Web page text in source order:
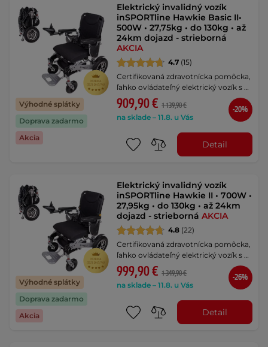
Výhodné splátky
Doprava zadarmo
Akcia
Elektrický invalidný vozík
inSPORTline Hawkie Basic II•
500W • 27,75kg • do 130kg • až
24km dojazd - strieborná
AKCIA
4.7 (15)
Certifikovaná zdravotnícka pomôcka,
ľahko ovládateľný elektrický vozík s …
909,90 € 1 139,90 €
na sklade – 11.8. u Vás
-20%
Detail
Výhodné splátky
Doprava zadarmo
Akcia
Elektrický invalidný vozík
inSPORTline Hawkie II • 700W •
27,95kg • do 130kg • až 24km
dojazd - striebornáAKCIA
4.8 (22)
Certifikovaná zdravotnícka pomôcka,
ľahko ovládateľný elektrický vozík s …
999,90 € 1 349,90 €
na sklade – 11.8. u Vás
-26%
Detail